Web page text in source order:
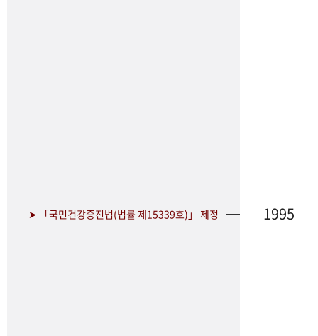
➤ 「국민건강증진법(법률 제15339호)」 제정 1995